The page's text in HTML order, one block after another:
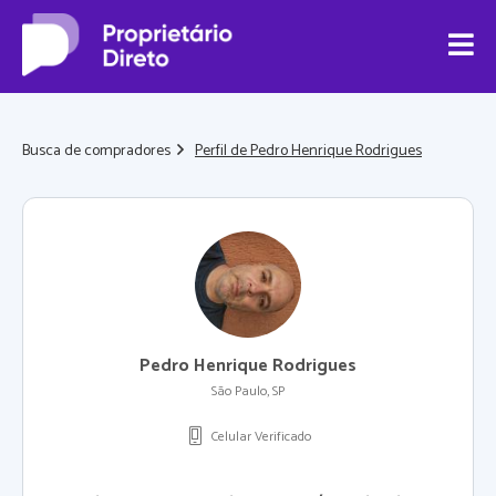
Busca de compradores Perfil de Pedro Henrique Rodrigues
Pedro Henrique Rodrigues
São Paulo, SP
Celular Verificado